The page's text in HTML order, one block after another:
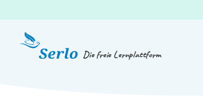
Die freie Lernplattform